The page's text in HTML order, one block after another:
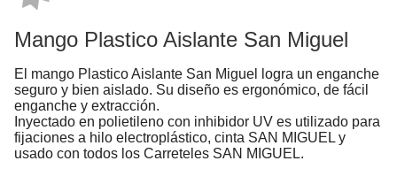
Mango Plastico Aislante San Miguel
El mango Plastico Aislante San Miguel logra un enganche
seguro y bien aislado. Su diseño es ergonómico, de fácil
enganche y extracción.
Inyectado en polietileno con inhibidor UV es utilizado para
fijaciones a hilo electroplástico, cinta SAN MIGUEL y
usado con todos los Carreteles SAN MIGUEL.